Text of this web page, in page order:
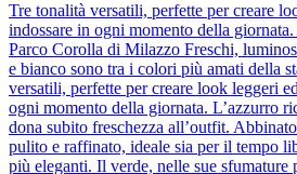
Tre tonalità versatili, perfette per creare
indossare in ogni momento della
Parco Corolla di Milazzo Freschi,
e bianco sono tra i colori più amati della
versatili, perfette per creare look leggeri
ogni momento della giornata. L’azzurro
dona subito freschezza all’outfit.
pulito e raffinato, ideale sia per il tempo
più eleganti. Il verde, nelle sue sfumature